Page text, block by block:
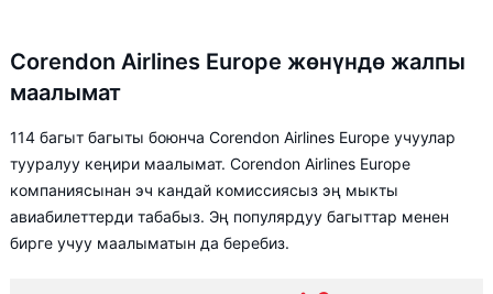
Corendon Airlines Europe жөнүндө жалпы
маалымат
114 багыт багыты боюнча Corendon Airlines Europe учуулар
тууралуу кеңири маалымат. Corendon Airlines Europe
компаниясынан эч кандай комиссиясыз эң мыкты
авиабилеттерди табабыз. Эң популярдуу багыттар менен
бирге учуу маалыматын да беребиз.